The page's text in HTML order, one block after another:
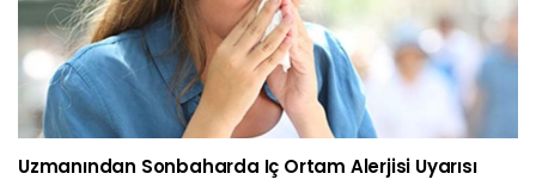
Uzmanından Sonbaharda Iç Ortam Alerjisi Uyarısı